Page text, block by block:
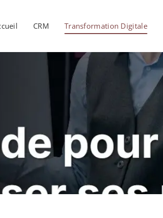
CRM Transformation Digitale